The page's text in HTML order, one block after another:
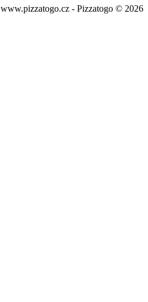
www.pizzatogo.cz - Pizzatogo © 2026